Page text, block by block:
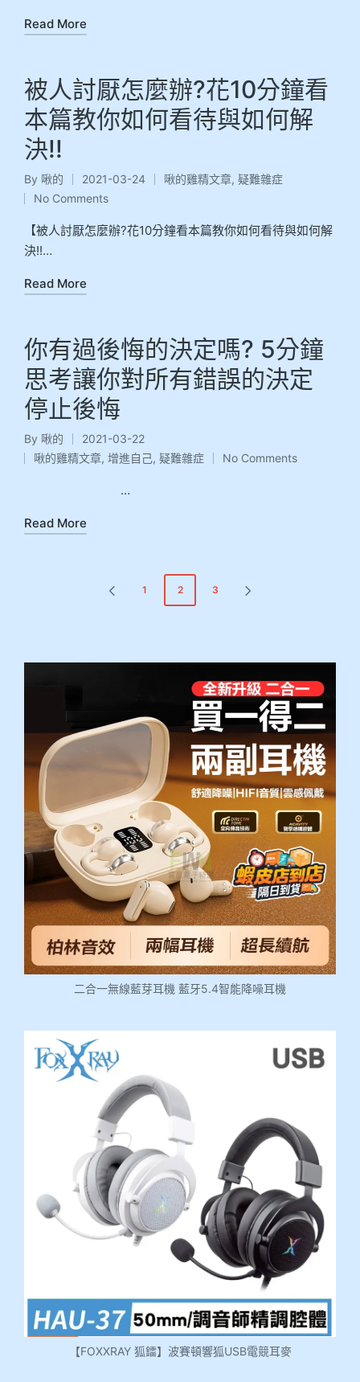
Read More
被人討厭怎麼辦?花10分鐘看
本篇教你如何看待與如何解
決!!
By 啾的 2021-03-24 啾的雞精文章, 疑難雜症
No Comments
【被人討厭怎麼辦?花10分鐘看本篇教你如何看待與如何解
決!!…
Read More
你有過後悔的決定嗎? 5分鐘
思考讓你對所有錯誤的決定
停止後悔
By 啾的
2021-03-22
啾的雞精文章, 增進自己, 疑難雜症 No Comments
…
Read More
1 2 3
二合一無線藍芽耳機 藍牙5.4智能降噪耳機
【FOXXRAY 狐鐳】波賽頓響狐USB電競耳麥